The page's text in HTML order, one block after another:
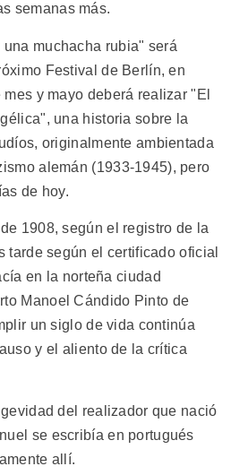
semanas más.
muchacha rubia" será
Festival de Berlín, en
y mayo deberá realizar "El
una historia sobre la
originalmente ambientada
alemán (1933-1945), pero
de hoy.
1908, según el registro de la
tarde según el certificado oficial
en la norteña ciudad
Manoel Cándido Pinto de
un siglo de vida continúa
y el aliento de la crítica
del realizador que nació
se escribía en portugués
allí.